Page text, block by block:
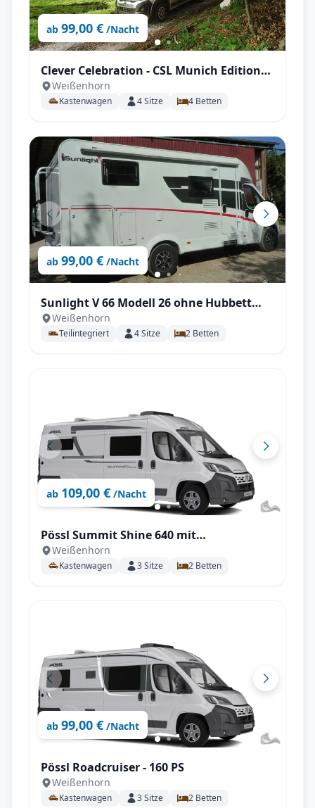
ab 99,00 € /Nacht
Clever Celebration - CSL Munich Edition
Modell 26 mit Aufstelldach
Weißenhorn
Kastenwagen 4Sitze 4 Betten
ab 99,00 € /Nacht
Sunlight V 66 Modell 26 ohne Hubbett
geräumig für 2 P.
Weißenhorn
Teilintegriert 4Sitze 2 Betten
ab 109,00 € /Nacht
Pössl Summit Shine 640 mit
Automatikgetriebe 180 PS
Weißenhorn
Kastenwagen 3Sitze 2 Betten
ab 99,00 € /Nacht
Pössl Roadcruiser - 160 PS
Weißenhorn
Kastenwagen 3Sitze 2 Betten